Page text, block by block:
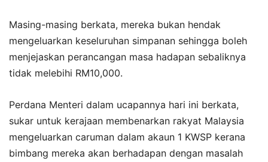
Masing-masing berkata, mereka bukan hendak
mengeluarkan keseluruhan simpanan sehingga boleh
menjejaskan perancangan masa hadapan sebaliknya
tidak melebihi RM10,000.
Perdana Menteri dalam ucapannya hari ini berkata,
sukar untuk kerajaan membenarkan rakyat Malaysia
mengeluarkan caruman dalam akaun 1 KWSP kerana
bimbang mereka akan berhadapan dengan masalah